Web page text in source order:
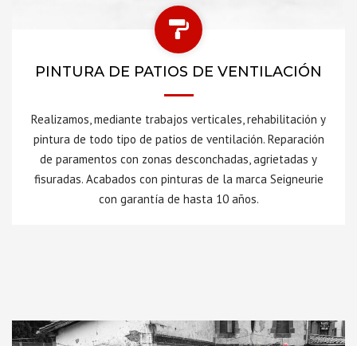
PINTURA DE PATIOS DE VENTILACIÓN
Realizamos, mediante trabajos verticales, rehabilitación y
pintura de todo tipo de patios de ventilación. Reparación
de paramentos con zonas desconchadas, agrietadas y
fisuradas. Acabados con pinturas de la marca Seigneurie
con garantía de hasta 10 años.